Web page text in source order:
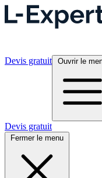
Devis gratuit Ouvrir le
Devis gratuit
Fermer le menu